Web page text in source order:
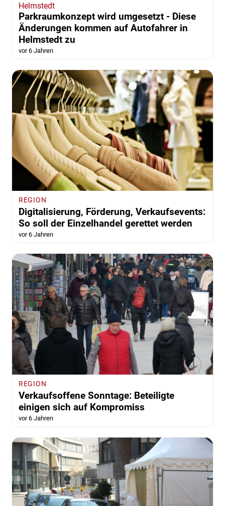
Helmstedt
Parkraumkonzept wird umgesetzt - Diese
Änderungen kommen auf Autofahrer in
Helmstedt zu
vor 6 Jahren
REGION
Digitalisierung, Förderung, Verkaufsevents:
So soll der Einzelhandel gerettet werden
vor 6 Jahren
REGION
Verkaufsoffene Sonntage: Beteiligte
einigen sich auf Kompromiss
vor 6 Jahren